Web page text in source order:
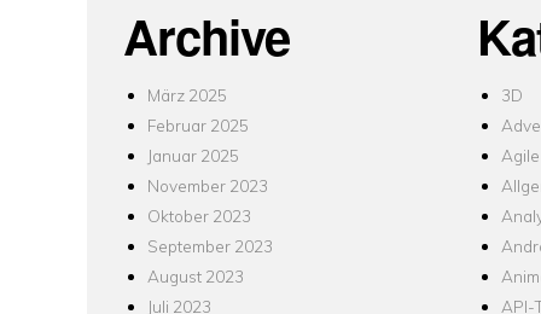
Archive
März 2025
Februar 2025
Januar 2025
November 2023
Oktober 2023
September 2023
August 2023
Juli 2023
3D
Agile
API-